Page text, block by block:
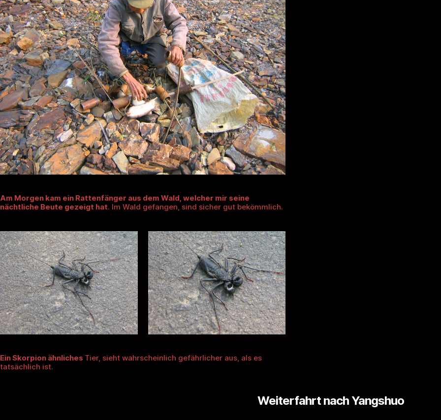
Am Morgen kam ein Rattenfänger aus dem Wald, welcher mir seine
nächtliche Beute gezeigt hat. Im Wald gefangen, sind sicher gut bekömmlich.
Ein Skorpion ähnliches Tier, sieht wahrscheinlich gefährlicher aus, als es
tatsächlich ist.
Weiterfahrt nach Yangshuo